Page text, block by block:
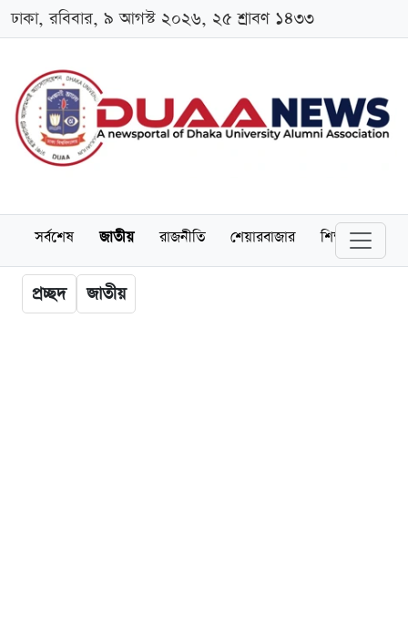
ঢাকা, রবিবার, ৯ আগস্ট ২০২৬, ২৫ শ্রাবণ ১৪৩৩
সর্বশেষ জাতীয় রাজনীতি শেয়ারবাজার শিক্ষা
প্রচ্ছদ জাতীয়